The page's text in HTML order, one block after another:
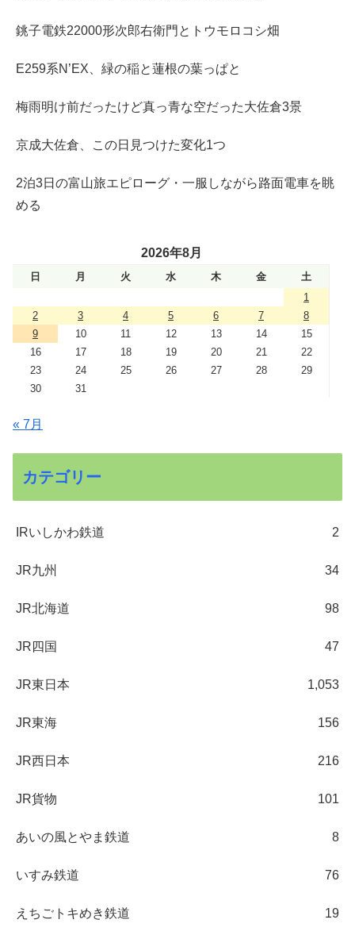
銚子電鉄22000形次郎右衛門とトウモロコシ畑
E259系N’EX、緑の稲と蓮根の葉っぱと
梅雨明け前だったけど真っ青な空だった大佐倉3景
京成大佐倉、この日見つけた変化1つ
2泊3日の富山旅エピローグ・一服しながら路面電車を眺
める
2026年8月
日 月 火 水 木 金
土
1
2
3 4 5 6 7
8
9
10 11 12 13 14
15
16
17 18 19 20 21
22
23
24 25 26 27 28
29
30
31
« 7月
カテゴリー
IRいしかわ鉄道 2
JR九州 34
JR北海道 98
JR四国 47
JR東日本 1,053
JR東海 156
JR西日本 216
JR貨物 101
あいの風とやま鉄道 8
いすみ鉄道 76
えちごトキめき鉄道 19